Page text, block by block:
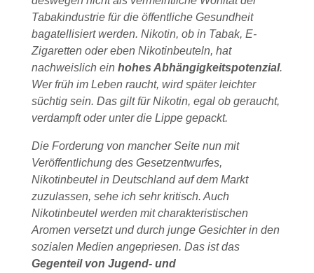
Tabakindustrie für die öffentliche Gesundheit
bagatellisiert werden. Nikotin, ob in Tabak, E-
Zigaretten oder eben Nikotinbeuteln, hat
nachweislich ein hohes Abhängigkeitspotenzial.
Wer früh im Leben raucht, wird später leichter
süchtig sein. Das gilt für Nikotin, egal ob geraucht,
verdampft oder unter die Lippe gepackt.
Die Forderung von mancher Seite nun mit
Veröffentlichung des Gesetzentwurfes,
Nikotinbeutel in Deutschland auf dem Markt
zuzulassen, sehe ich sehr kritisch. Auch
Nikotinbeutel werden mit charakteristischen
Aromen versetzt und durch junge Gesichter in den
sozialen Medien angepriesen. Das ist das
Gegenteil von Jugend- und